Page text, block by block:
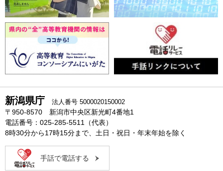
新潟県庁 法人番号 5000020150002
〒950-8570 新潟市中央区新光町4番地1
電話番号：025-285-5511（代表）
8時30分から17時15分まで、土日・祝日・年末年始を除く
手話で電話する